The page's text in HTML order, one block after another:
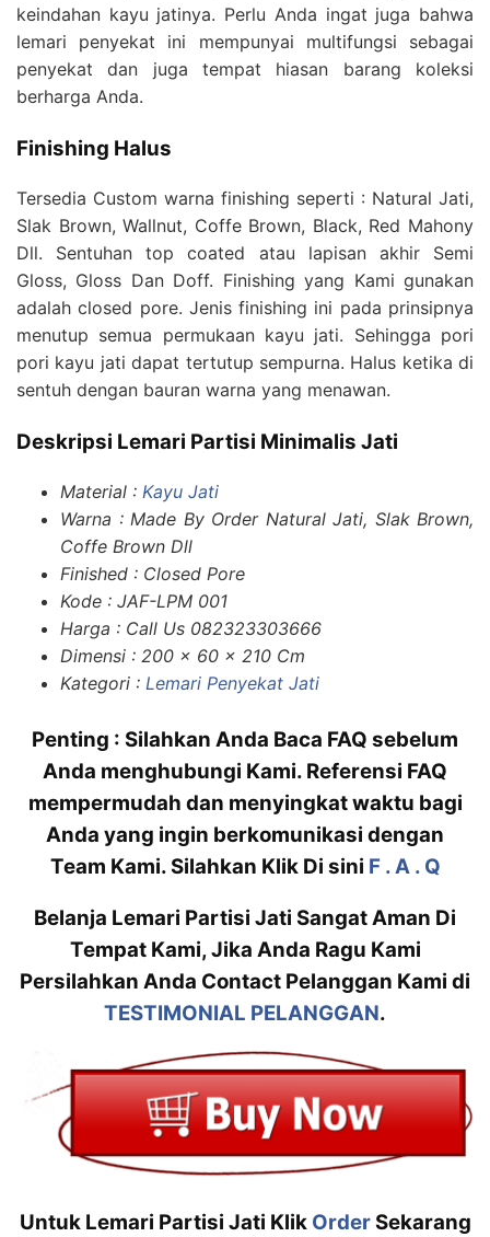
keindahan kayu jatinya. Perlu Anda ingat juga bahwa
lemari penyekat ini mempunyai multifungsi sebagai
penyekat dan juga tempat hiasan barang koleksi
berharga Anda.
Finishing Halus
Tersedia Custom warna finishing seperti : Natural Jati,
Slak Brown, Wallnut, Coffe Brown, Black, Red Mahony
Dll. Sentuhan top coated atau lapisan akhir Semi
Gloss, Gloss Dan Doff. Finishing yang Kami gunakan
adalah closed pore. Jenis finishing ini pada prinsipnya
menutup semua permukaan kayu jati. Sehingga pori
pori kayu jati dapat tertutup sempurna. Halus ketika di
sentuh dengan bauran warna yang menawan.
Deskripsi Lemari Partisi Minimalis Jati
Material : Kayu Jati
Warna : Made By Order Natural Jati, Slak Brown,
Coffe Brown Dll
Finished : Closed Pore
Kode : JAF-LPM 001
Harga : Call Us 082323303666
Dimensi : 200 x 60 x 210 Cm
Kategori : Lemari Penyekat Jati
Penting : Silahkan Anda Baca FAQ sebelum
Anda menghubungi Kami. Referensi FAQ
mempermudah dan menyingkat waktu bagi
Anda yang ingin berkomunikasi dengan
Team Kami. Silahkan Klik Di sini F . A . Q
Belanja Lemari Partisi Jati Sangat Aman Di
Tempat Kami, Jika Anda Ragu Kami
Persilahkan Anda Contact Pelanggan Kami di
TESTIMONIAL PELANGGAN.
Untuk Lemari Partisi Jati Klik OrderSekarang